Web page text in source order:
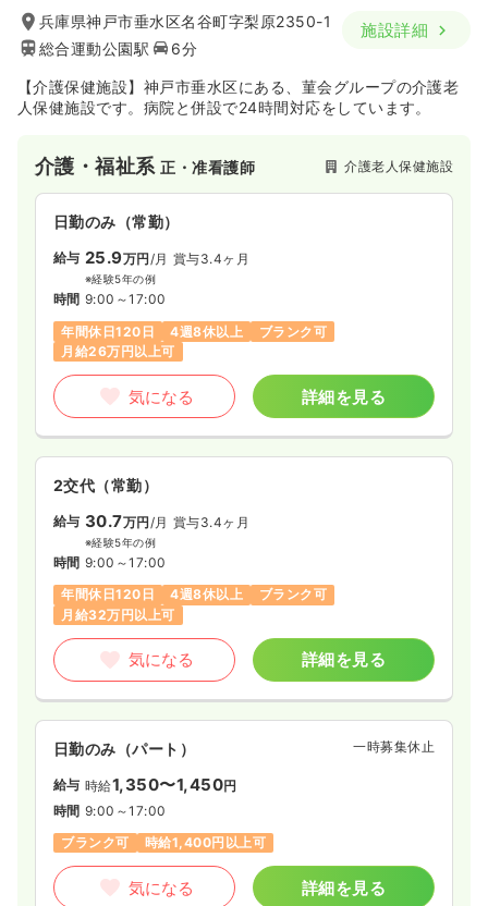
兵庫県神戸市垂水区名谷町字梨原2350-1
総合運動公園駅
6分
施設詳細
【介護保健施設】神戸市垂水区にある、菫会グループの介護老
人保健施設です。病院と併設で24時間対応をしています。
介護・福祉系正・准看護師 介護老人保健施設
日勤のみ（常勤）
給与 25.9万円/月 賞与3.4ヶ月
※経験5年の例
時間 9:00～17:00
年間休日120日
4週8休以上
ブランク可
月給26万円以上可
気になる 詳細を見る
2交代（常勤）
給与 30.7万円/月 賞与3.4ヶ月
※経験5年の例
時間 9:00～17:00
年間休日120日
4週8休以上
ブランク可
月給32万円以上可
気になる 詳細を見る
日勤のみ（パート） 一時募集休止
給与 時給1,350〜1,450円
時間 9:00～17:00
ブランク可
時給1,400円以上可
気になる 詳細を見る